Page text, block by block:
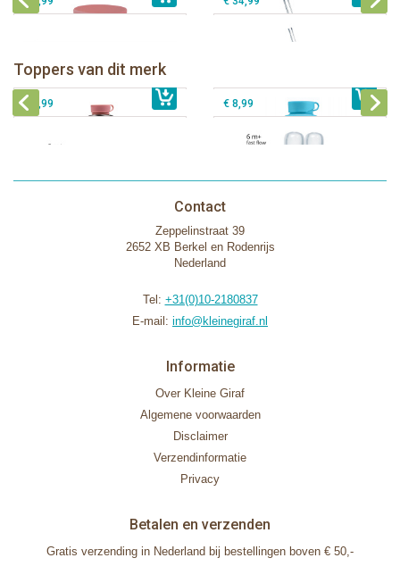
Toppers van dit merk
€ 40,99
Pura Sportfles 550 ml + Aqua sleeve
Pura silicone tuit 2 stuks
€ 9,99 € 8,99
Contact
Zeppelinstraat 39
2652 XB Berkel en Rodenrijs
Nederland
Tel: +31(0)10-2180837
E-mail: info@kleinegiraf.nl
Informatie
Over Kleine Giraf
Algemene voorwaarden
Disclaimer
Verzendinformatie
Privacy
Betalen en verzenden
Gratis verzending in Nederland bij bestellingen boven € 50,-